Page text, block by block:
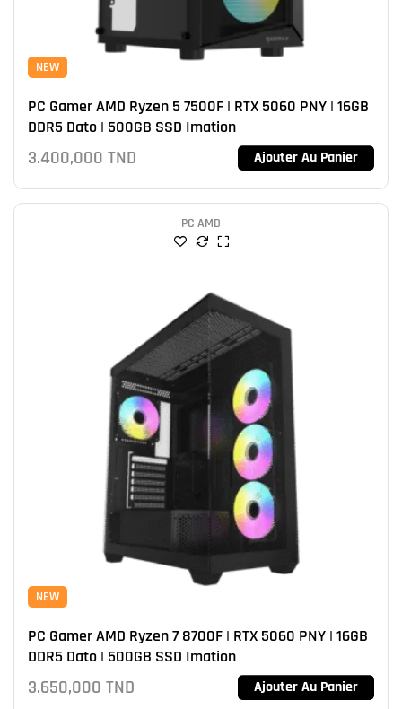
NEW
PC Gamer AMD Ryzen 5 7500F | RTX 5060 PNY | 16GB
DDR5 Dato | 500GB SSD Imation
3.400,000 TND Ajouter Au Panier
PC AMD
NEW
PC Gamer AMD Ryzen 7 8700F | RTX 5060 PNY | 16GB
DDR5 Dato | 500GB SSD Imation
3.650,000 TND Ajouter Au Panier